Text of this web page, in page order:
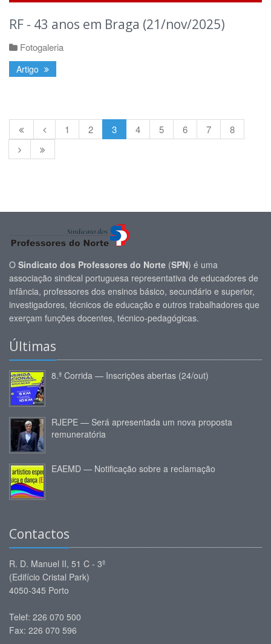
RF - 43 anos em Braga (21/nov/2025)
Fotogaleria
Artigo
1 2 3 4 5 6 7 8
O Sindicato dos Professores do Norte (SPN) é uma
associação sindical portuguesa representativa de educadores de
infância, professores dos ensinos básico, secundário e superior,
investigadores, técnicos de educação e outros trabalhadores que
exerçam funções docentes, técnico-pedagógicas.
Últimas
8.ª Corrida — Inscrições abertas (24/out)
RJEPE — Será apresentada um nova proposta
remuneratória
EAEMD — Notificação sobre a reclamação
Contactos
R. D. Manuel II, 51 C - 3º
(Edifício Cristal Park)
4050-345 Porto
Telef: 226 070 500
Fax: 226 070 596